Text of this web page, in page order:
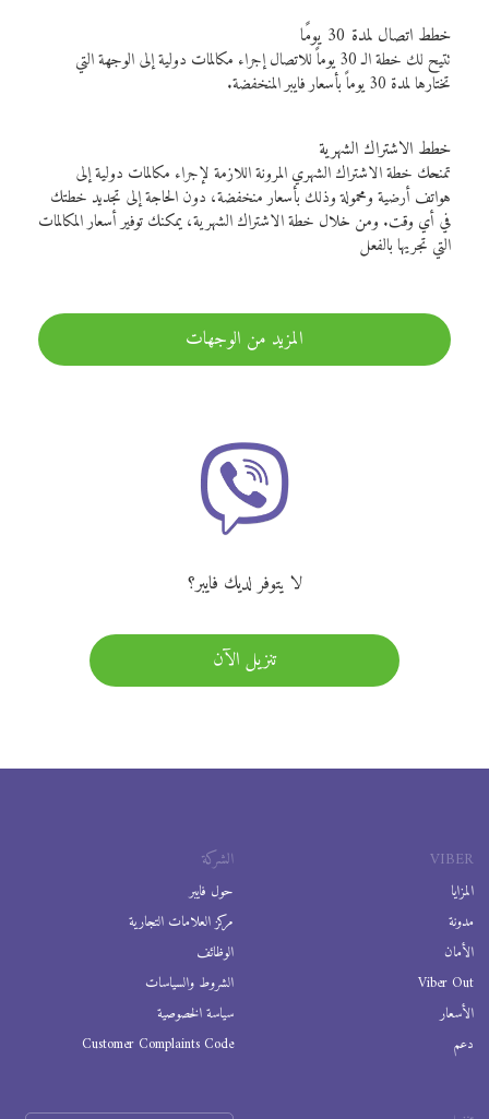
خطط اتصال لمدة 30 يومًا
تتيح لك خطة الـ 30 يوماً للاتصال إجراء مكالمات دولية إلى الوجهة التي
تختارها لمدة 30 يوماً بأسعار فايبر المنخفضة.
خطط الاشتراك الشهرية
تمنحك خطة الاشتراك الشهري المرونة اللازمة لإجراء مكالمات دولية إلى
هواتف أرضية ومحمولة وذلك بأسعار منخفضة، دون الحاجة إلى تجديد خطتك
في أي وقت. ومن خلال خطة الاشتراك الشهرية، يمكنك توفير أسعار المكالمات
التي تجريها بالفعل
المزيد من الوجهات
لا يتوفر لديك فايبر؟
تنزيل الآن
VIBER
المزايا
مدونة
الأمان
Viber Out
الأسعار
دعم
الشركة
حول فايبر
مركز العلامات التجارية
الوظائف
الشروط والسياسات
سياسة الخصوصية
Customer Complaints Code